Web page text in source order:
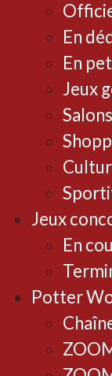
En
En
Jeux
Jeux
En
Potter